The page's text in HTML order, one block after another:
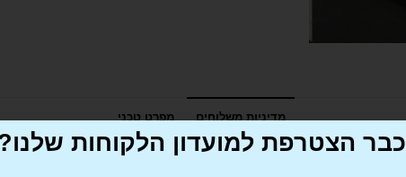
מדיניות משלוחים מפרט טכני
כבר הצטרפת למועדון הלקוחות